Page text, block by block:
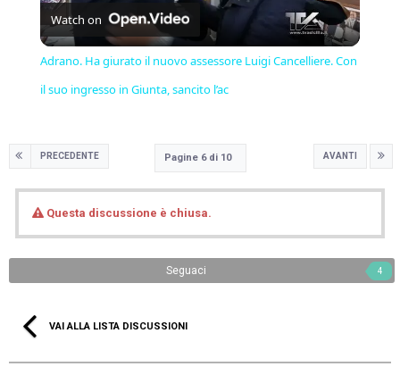
Video
Watch on
Adrano. Ha giurato il nuovo assessore Luigi Cancelliere. Con
il suo ingresso in Giunta, sancito l’ac
PRECEDENTE AVANTI
Pagine 6 di 10
Questa discussione è chiusa.
Seguaci 4
VAI ALLA LISTA DISCUSSIONI